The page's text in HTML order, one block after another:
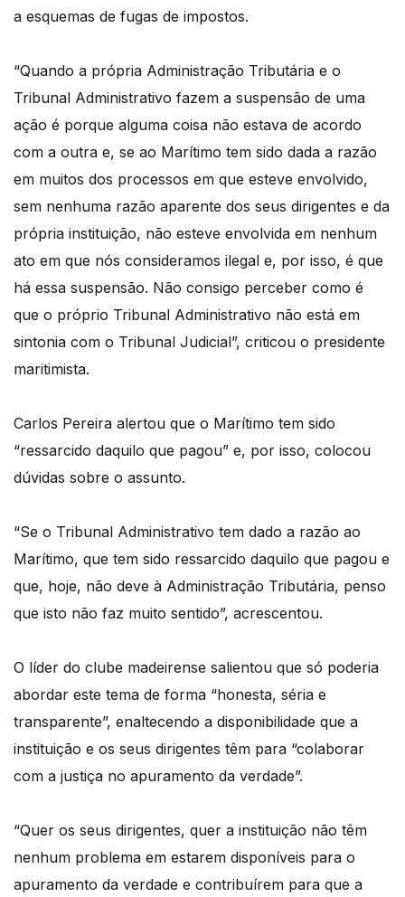
a esquemas de fugas de impostos.
“Quando a própria Administração Tributária e o
Tribunal Administrativo fazem a suspensão de uma
ação é porque alguma coisa não estava de acordo
com a outra e, se ao Marítimo tem sido dada a razão
em muitos dos processos em que esteve envolvido,
sem nenhuma razão aparente dos seus dirigentes e da
própria instituição, não esteve envolvida em nenhum
ato em que nós consideramos ilegal e, por isso, é que
há essa suspensão. Não consigo perceber como é
que o próprio Tribunal Administrativo não está em
sintonia com o Tribunal Judicial”, criticou o presidente
maritimista.
Carlos Pereira alertou que o Marítimo tem sido
“ressarcido daquilo que pagou” e, por isso, colocou
dúvidas sobre o assunto.
“Se o Tribunal Administrativo tem dado a razão ao
Marítimo, que tem sido ressarcido daquilo que pagou e
que, hoje, não deve à Administração Tributária, penso
que isto não faz muito sentido”, acrescentou.
O líder do clube madeirense salientou que só poderia
abordar este tema de forma “honesta, séria e
transparente”, enaltecendo a disponibilidade que a
instituição e os seus dirigentes têm para “colaborar
com a justiça no apuramento da verdade”.
“Quer os seus dirigentes, quer a instituição não têm
nenhum problema em estarem disponíveis para o
apuramento da verdade e contribuírem para que a